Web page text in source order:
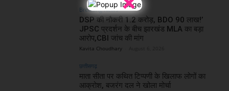
Breaking News
DSP की नौकरी 1.2 करोड़, BDO 90 लाख!’
JPSC प्रदर्शन के बीच झारखंड MLA का बड़ा
आरोप,CBI जांच की मांग
Kavita Choudhary
छत्तीसगढ़
माता सीता पर कथित टिप्पणी के खिलाफ लोगों का
आक्रोश, बजरंग दल ने खोला मोर्चा